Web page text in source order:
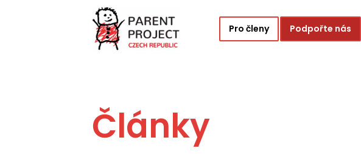
Pro členy Podpořte nás
Články